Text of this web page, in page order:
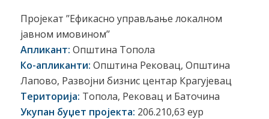
Пројекат ’’Ефикасно управљање локалном
јавном имовином’’
Апликант: Општина Топола
Ко-апликанти: Општина Рековац, Општина
Лапово, Развојни бизнис центар Крагујевац
Територија: Топола, Рековац и Баточина
Укупан буџет пројекта: 206.210,63 еур